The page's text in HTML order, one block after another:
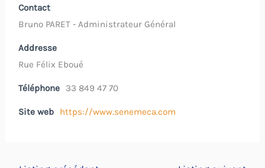
Contact
Bruno PARET - Administrateur Général
Addresse
Rue Félix Eboué
Téléphone 33 849 47 70
Site web https://www.senemeca.com